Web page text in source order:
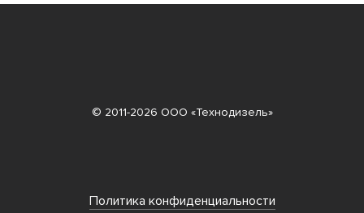
© 2011-2026 ООО «Технодизель»
Политика конфиденциальности